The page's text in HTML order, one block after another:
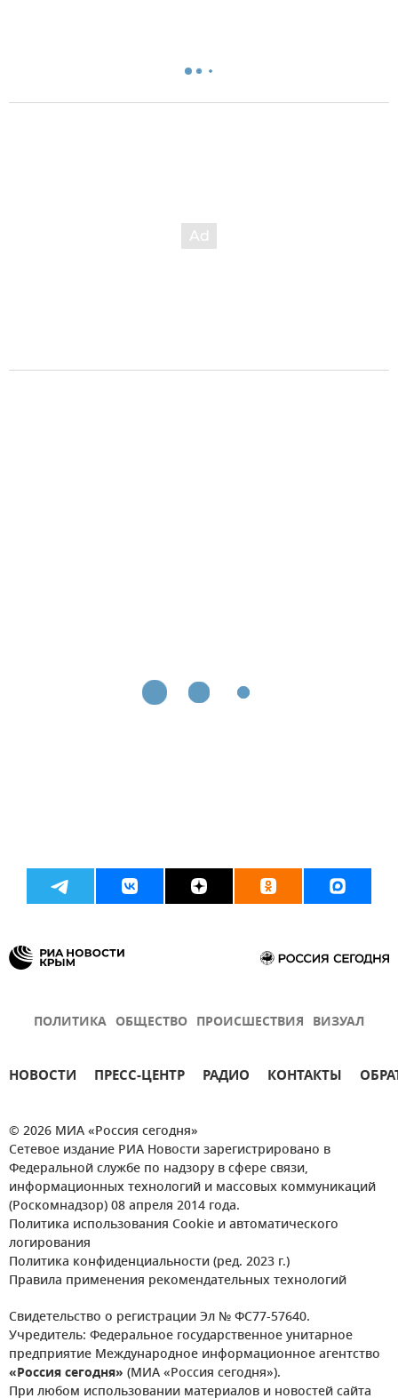
ПОЛИТИКА ОБЩЕСТВО ПРОИСШЕСТВИЯ ВИЗУАЛ
НОВОСТИ ПРЕСС-ЦЕНТР РАДИО КОНТАКТЫ
© 2026 МИА «Россия сегодня»
Сетевое издание РИА Новости зарегистрировано в
Федеральной службе по надзору в сфере связи,
информационных технологий и массовых коммуникаций
(Роскомнадзор) 08 апреля 2014 года.
Политика использования Cookie и автоматического
логирования
Политика конфиденциальности (ред. 2023 г.)
Правила применения рекомендательных технологий
Свидетельство о регистрации Эл № ФС77-57640.
Учредитель: Федеральное государственное унитарное
предприятие Международное информационное агентство
«Россия сегодня» (МИА «Россия сегодня»).
При любом использовании материалов и новостей сайта